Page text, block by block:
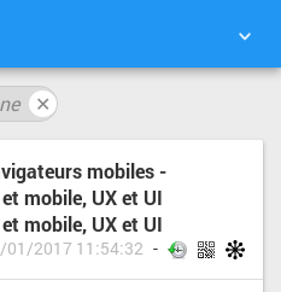
RECHERCHER
✕
mobiles -
mobile, UX et UI
mobile, UX et UI
01/2017 11:54:32